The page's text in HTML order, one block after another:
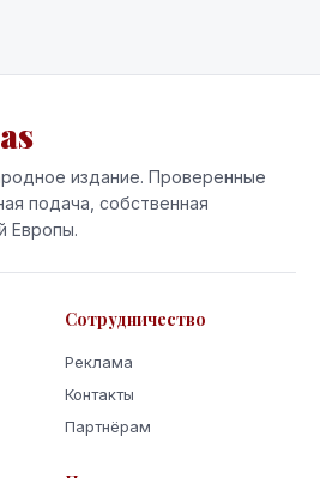
издание. Проверенные
подача, собственная
Европы.
Сотрудничество
Реклама
Контакты
Партнёрам